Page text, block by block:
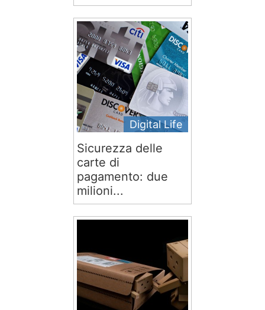
Digital Life
Sicurezza delle
carte di
pagamento: due
milioni...